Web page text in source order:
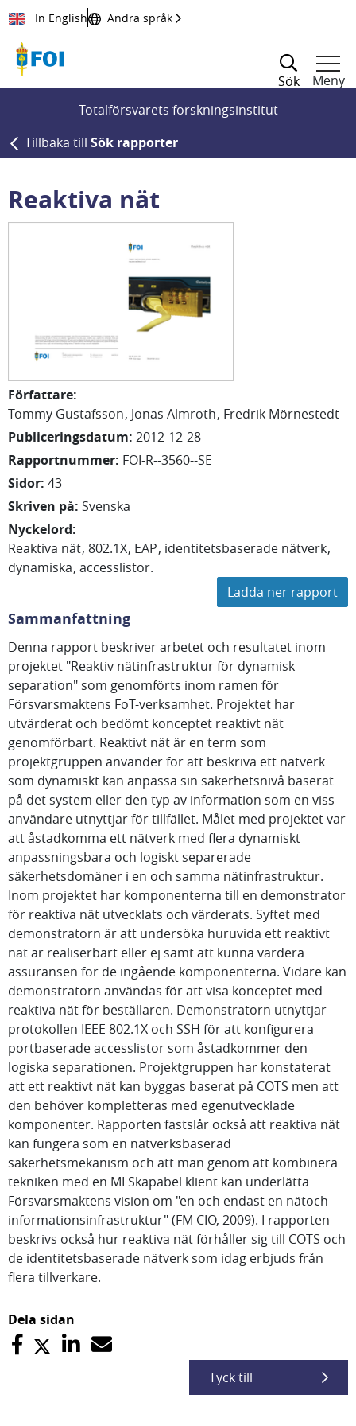
Till innehållet
In English Andra språk
Sök
Meny
Totalförsvarets forskningsinstitut
Tillbaka till Sök rapporter
Reaktiva nät
Författare:
Tommy Gustafsson Jonas Almroth Fredrik Mörnestedt
Publiceringsdatum: 2012-12-28
Rapportnummer: FOI-R--3560--SE
Sidor: 43
Skriven på: Svenska
Nyckelord:
Reaktiva nät 802.1X EAP identitetsbaserade nätverk
dynamiska accesslistor.
Ladda ner rapport
Sammanfattning
Denna rapport beskriver arbetet och resultatet inom
projektet "Reaktiv nätinfrastruktur för dynamisk
separation" som genomförts inom ramen för
Försvarsmaktens FoT-verksamhet. Projektet har
utvärderat och bedömt konceptet reaktivt nät
genomförbart. Reaktivt nät är en term som
projektgruppen använder för att beskriva ett nätverk
som dynamiskt kan anpassa sin säkerhetsnivå baserat
på det system eller den typ av information som en viss
användare utnyttjar för tillfället. Målet med projektet var
att åstadkomma ett nätverk med flera dynamiskt
anpassningsbara och logiskt separerade
säkerhetsdomäner i en och samma nätinfrastruktur.
Inom projektet har komponenterna till en demonstrator
för reaktiva nät utvecklats och värderats. Syftet med
demonstratorn är att undersöka huruvida ett reaktivt
nät är realiserbart eller ej samt att kunna värdera
assuransen för de ingående komponenterna. Vidare kan
demonstratorn användas för att visa konceptet med
reaktiva nät för beställaren. Demonstratorn utnyttjar
protokollen IEEE 802.1X och SSH för att konfigurera
portbaserade accesslistor som åstadkommer den
logiska separationen. Projektgruppen har konstaterat
att ett reaktivt nät kan byggas baserat på COTS men att
den behöver kompletteras med egenutvecklade
komponenter. Rapporten fastslår också att reaktiva nät
kan fungera som en nätverksbaserad
säkerhetsmekanism och att man genom att kombinera
tekniken med en MLSkapabel klient kan underlätta
Försvarsmaktens vision om "en och endast en nätoch
informationsinfrastruktur" (FM CIO, 2009). I rapporten
beskrivs också hur reaktiva nät förhåller sig till COTS och
de identitetsbaserade nätverk som idag erbjuds från
flera tillverkare.
Dela sidan
Tyck till